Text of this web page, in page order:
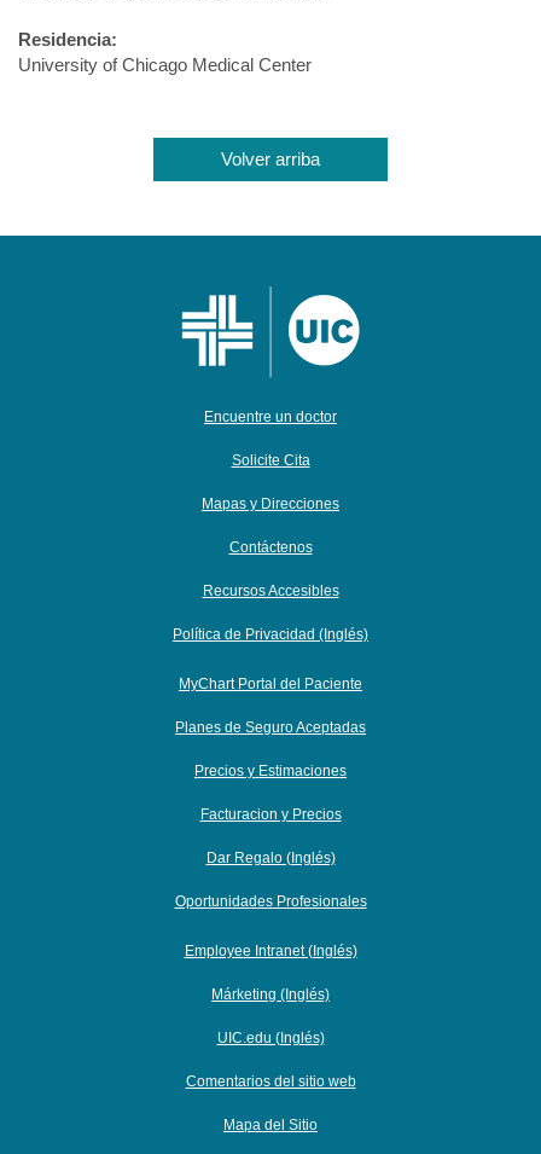
Residencia:
University of Chicago Medical Center
Volver arriba
Encuentre un doctor
Solicite Cita
Mapas y Direcciones
Contáctenos
Recursos Accesibles
Política de Privacidad (Inglés)
MyChart Portal del Paciente
Planes de Seguro Aceptadas
Precios y Estimaciones
Facturacion y Precios
Dar Regalo (Inglés)
Oportunidades Profesionales
Employee Intranet (Inglés)
Márketing (Inglés)
UIC.edu (Inglés)
Comentarios del sitio web
Mapa del Sitio